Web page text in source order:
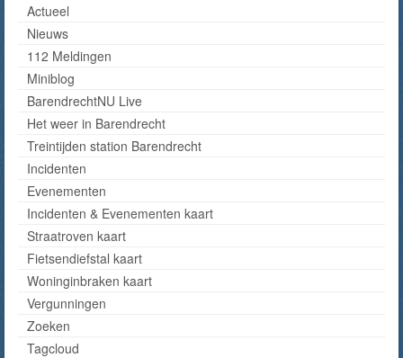
Actueel
Nieuws
112 Meldingen
Miniblog
BarendrechtNU Live
Het weer in Barendrecht
Treintijden station Barendrecht
Incidenten
Evenementen
Incidenten & Evenementen kaart
Straatroven kaart
Fietsendiefstal kaart
Woninginbraken kaart
Vergunningen
Zoeken
Tagcloud